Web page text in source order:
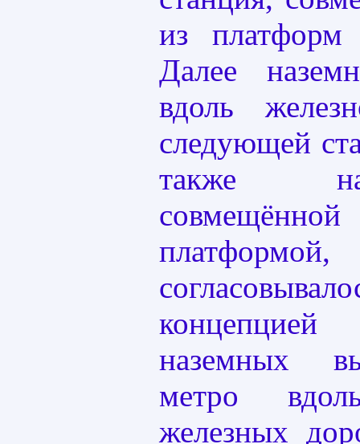
из платформ
Далее
вдоль
следующей
также
концепцией
наземных
метро
железных